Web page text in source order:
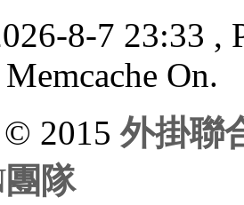
8-7 23:33 ,
On.
© 2015外掛聯
隊